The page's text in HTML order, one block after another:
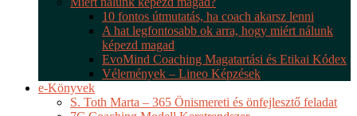
10 fontos útmutatás, ha coach akarsz lenni
A hat legfontosabb ok arra, hogy miért nálunk
képezd magad
EvoMind Coaching Magatartási és Etikai Kódex
Vélemények – Lineo Képzések
e-Könyvek
S. Toth Marta – 365 Önismereti és önfejlesztő feladat